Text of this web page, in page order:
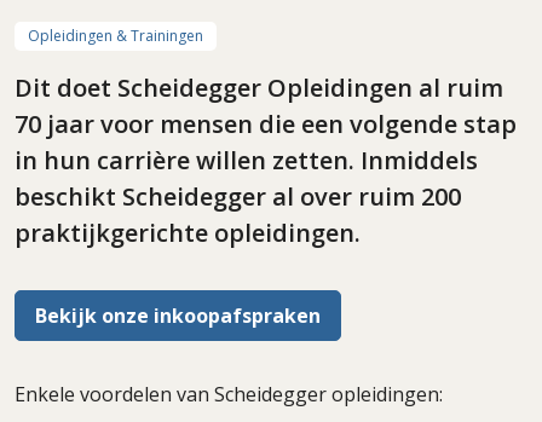
Opleidingen & Trainingen
Dit doet Scheidegger Opleidingen al ruim
70 jaar voor mensen die een volgende stap
in hun carrière willen zetten. Inmiddels
beschikt Scheidegger al over ruim 200
praktijkgerichte opleidingen.
Bekijk onze inkoopafspraken
Enkele voordelen van Scheidegger opleidingen: